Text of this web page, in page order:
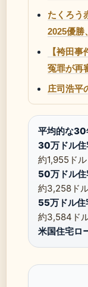
たくろう
2025優勝
【袴田
冤罪が再
庄司浩平
平均的な
30万ドル
約1,955ドル
50万ドル
約3,258ドル
55万ドル
約3,584ド
米国住宅ロ